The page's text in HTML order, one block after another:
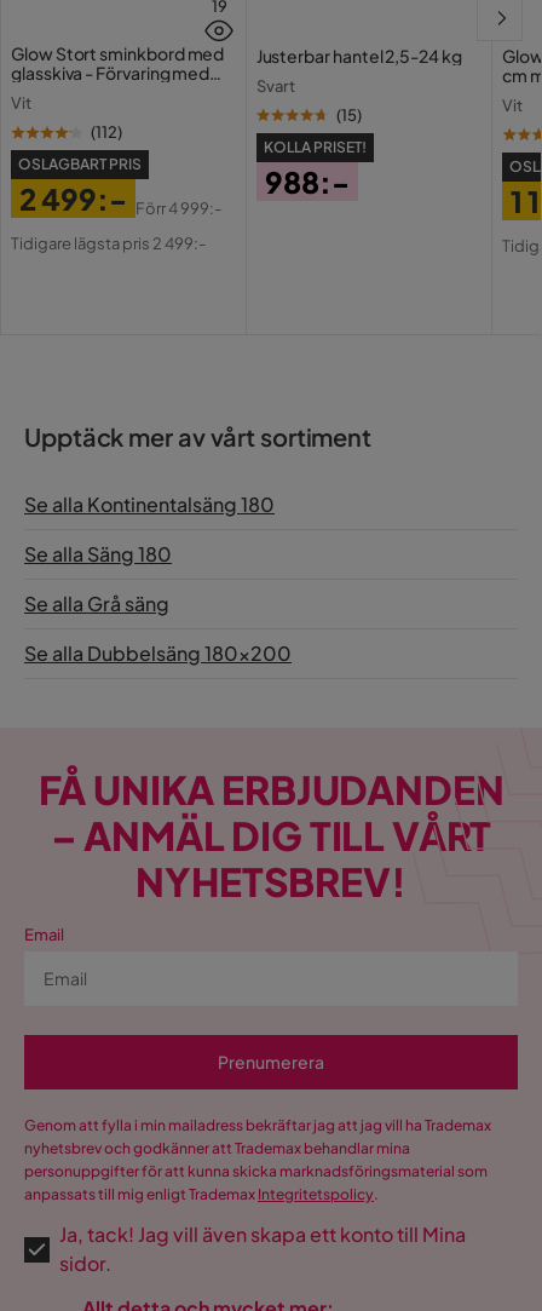
19
Glow Stort sminkbord med
glasskiva - Förvaring med
Vit
(112)
OSLAGBART PRIS
Pris
2 499:-
Original
Förr4 999:-
Tidigare lägsta pris 2 499:-
Justerbar hantel 2,5-24 kg
Svart
(15)
KOLLA PRISET!
988:-
cm
Vit
1
Upptäck mer av vårt sortiment
Se alla Kontinentalsäng 180
Se alla Säng 180
Se alla Grå säng
Se alla Dubbelsäng 180x200
FÅ UNIKA ERBJUDANDEN
– ANMÄL DIG TILL VÅRT
NYHETSBREV!
Email
Prenumerera
Genom att fylla i min mailadress bekräftar jag att jag vill ha Trademax
nyhetsbrev och godkänner att Trademax behandlar mina
personuppgifter för att kunna skicka marknadsföringsmaterial som
anpassats till mig enligt Trademax Integritetspolicy.
Ja, tack! Jag vill även skapa ett konto till Mina
sidor.